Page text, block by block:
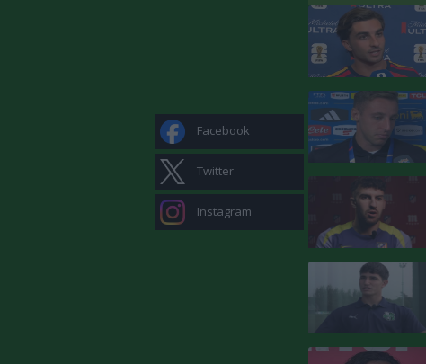
Facebook
Twitter
Instagram